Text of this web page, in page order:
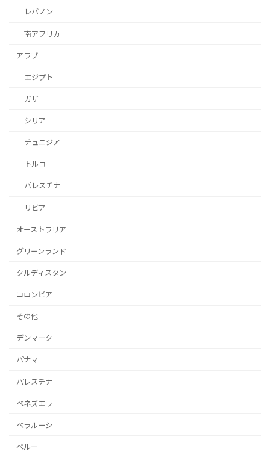
レバノン
南アフリカ
アラブ
エジプト
ガザ
シリア
チュニジア
トルコ
パレスチナ
リビア
オーストラリア
グリーンランド
クルディスタン
コロンビア
その他
デンマーク
パナマ
パレスチナ
ベネズエラ
ベラルーシ
ペルー